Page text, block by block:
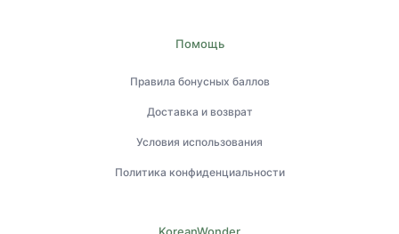
Помощь
Правила бонусных баллов
Доставка и возврат
Условия использования
Политика конфиденциальности